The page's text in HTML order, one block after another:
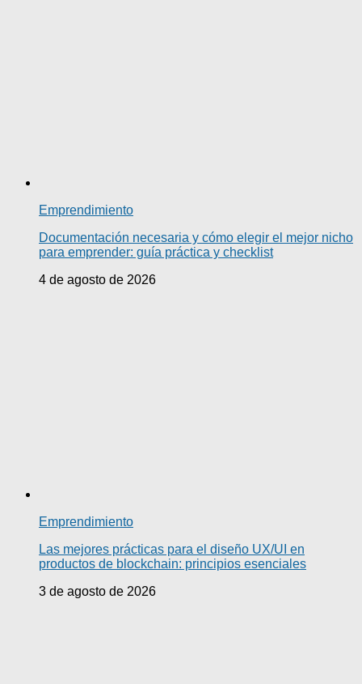
Emprendimiento
Documentación necesaria y cómo elegir el mejor nicho
para emprender: guía práctica y checklist
4 de agosto de 2026
Emprendimiento
Las mejores prácticas para el diseño UX/UI en
productos de blockchain: principios esenciales
3 de agosto de 2026